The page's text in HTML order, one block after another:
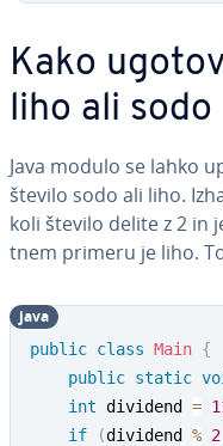
Kako
liho ali sodo
Java modulo se lahko
število sodo ali liho.
koli število delite z 2 in
tnem primeru je liho.
public class Main {
public static
int dividend =
if
(dividend % 2
java